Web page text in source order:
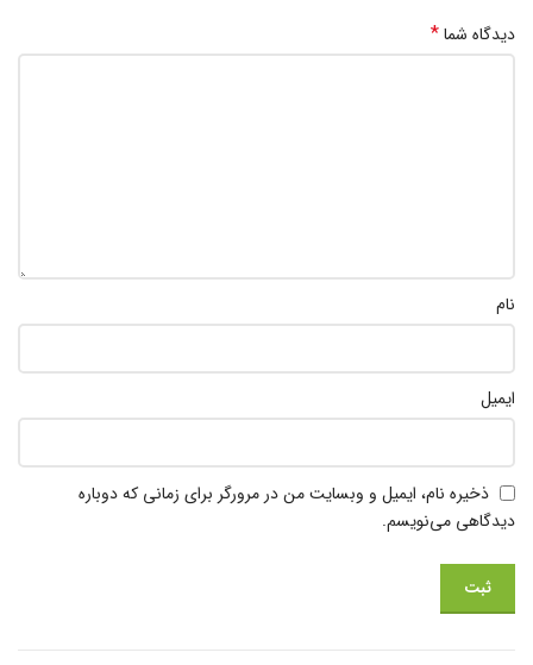
دیدگاه شما*
نام
ایمیل
ذخیره نام، ایمیل و وبسایت من در مرورگر برای زمانی که دوباره
دیدگاهی می‌نویسم.